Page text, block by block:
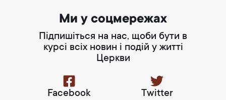
Ми у соцмережах
Підпишіться на нас, щоби бути в
курсі всіх новин і подій у житті
Церкви
Facebook Twitter